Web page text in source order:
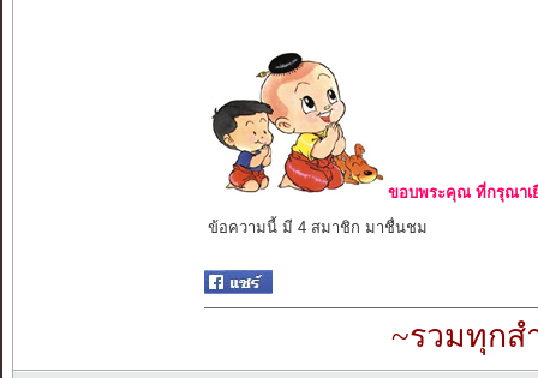
ขอบพระคุณ ที่กรุณาเ
ข้อความนี้ มี 4 สมาชิก มาชื่นชม
~รวมทุกส